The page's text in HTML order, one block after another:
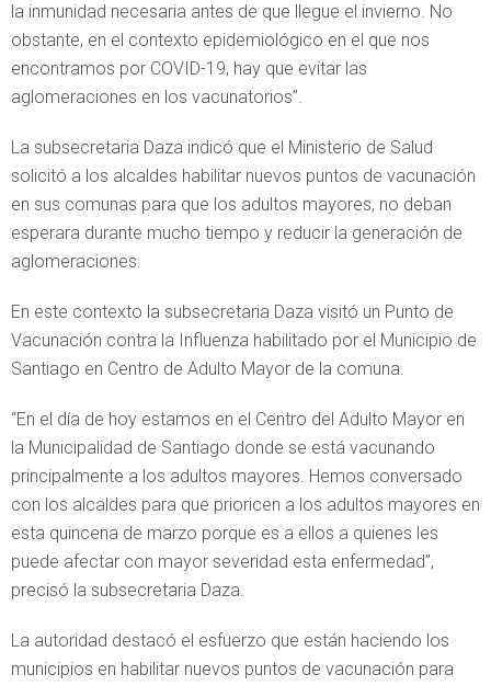
la inmunidad necesaria antes de que llegue el invierno. No
obstante, en el contexto epidemiológico en el que nos
encontramos por COVID-19, hay que evitar las
aglomeraciones en los vacunatorios”.
La subsecretaria Daza indicó que el Ministerio de Salud
solicitó a los alcaldes habilitar nuevos puntos de vacunación
en sus comunas para que los adultos mayores, no deban
esperara durante mucho tiempo y reducir la generación de
aglomeraciones.
En este contexto la subsecretaria Daza visitó un Punto de
Vacunación contra la Influenza habilitado por el Municipio de
Santiago en Centro de Adulto Mayor de la comuna.
“En el día de hoy estamos en el Centro del Adulto Mayor en
la Municipalidad de Santiago donde se está vacunando
principalmente a los adultos mayores. Hemos conversado
con los alcaldes para que prioricen a los adultos mayores en
esta quincena de marzo porque es a ellos a quienes les
puede afectar con mayor severidad esta enfermedad”,
precisó la subsecretaria Daza.
La autoridad destacó el esfuerzo que están haciendo los
municipios en habilitar nuevos puntos de vacunación para